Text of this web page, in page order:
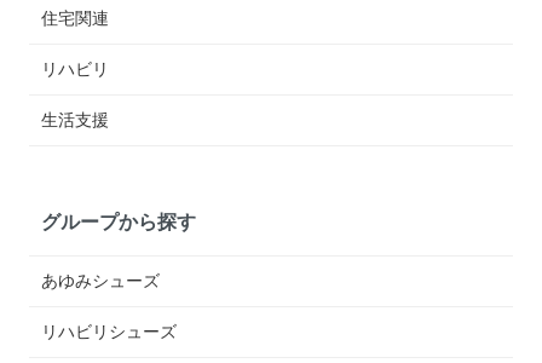
住宅関連
リハビリ
生活支援
グループから探す
あゆみシューズ
リハビリシューズ